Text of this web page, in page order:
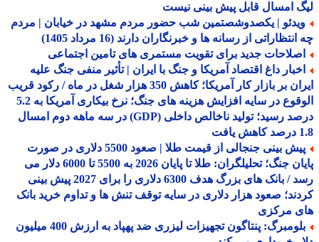
امسال قابل پیش بینی نیست
| یکصدوشصتمین شب حضور مردم مشهد در خیابان | مردم
از رسانه ها و خبرنگاران دارند (16 مرداد 1405)
جدید برای تقویت مستمری های تامین اجتماعی
داغ اقتصاد آمریکا و جنگ با ایران | تأثیر منفی جنگ علیه
ایران بر بازار کار آمریکا؛ کاهش 350 هزار شغل در ماه / رکود قریب
الوقوع در سایه افزایش هزینه های جنگ؛ نرخ بیکاری آمریکا به 5.2
درصد رسید؛ تولید ناخالص داخلی (GDP) در سه ماهه دوم امسال
پیش بینی جنجالی از قیمت طلا | صعود 5500 دلاری در صورت
پایان جنگ؛ تحلیلگران: طلا تا پایان 2026 به 5500 تا 6000 دلار می
رسد / بانک های بزرگ هدف 6300 دلاری را برای 2027 پیش بینی
صعود هزار دلاری در سایه توقف تنش ها و تداوم خرید بانک
مرکزی
بلومبرگ: پنتاگون تجهیزات لیزری ضد پهپاد به ارزش 400 میلیون